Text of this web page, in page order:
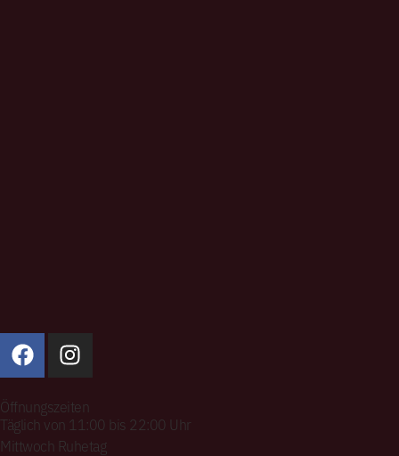
Öffnungszeiten
Täglich von 11:00 bis 22:00 Uhr
Mittwoch Ruhetag